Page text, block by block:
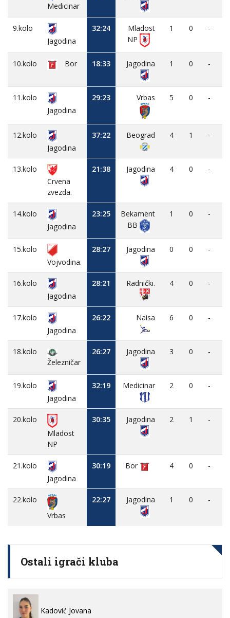
Medicinar
9.kolo
Jagodina
32:24
Mladost
NP
1 0 -
10.kolo Bor 18:33 Jagodina 1 0 -
11.kolo
Jagodina
29:23 Vrbas 5 0 -
12.kolo
Jagodina
37:22 Beograd 4 1 -
13.kolo
Crvena
zvezda.
21:38 Jagodina 4 0 -
14.kolo
Jagodina
23:25
Bekament
BB
1 0 -
15.kolo
Vojvodina.
28:27 Jagodina 0 0 -
16.kolo
Jagodina
28:21 Radnički. 4 0 -
17.kolo
Jagodina
26:22 Naisa 6 0 -
18.kolo
Železničar
26:27 Jagodina 3 0 -
19.kolo
Jagodina
32:19 Medicinar 2 0 -
20.kolo
Mladost
NP
30:35 Jagodina 2 1 -
21.kolo
Jagodina
30:19 Bor 4 0 -
22.kolo
Vrbas
22:27 Jagodina 1 0 -
Ostali igrači kluba
Kadović Jovana